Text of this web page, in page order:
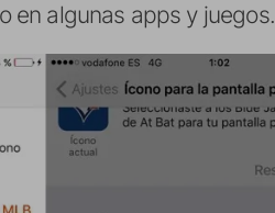
en algunas apps y juegos.